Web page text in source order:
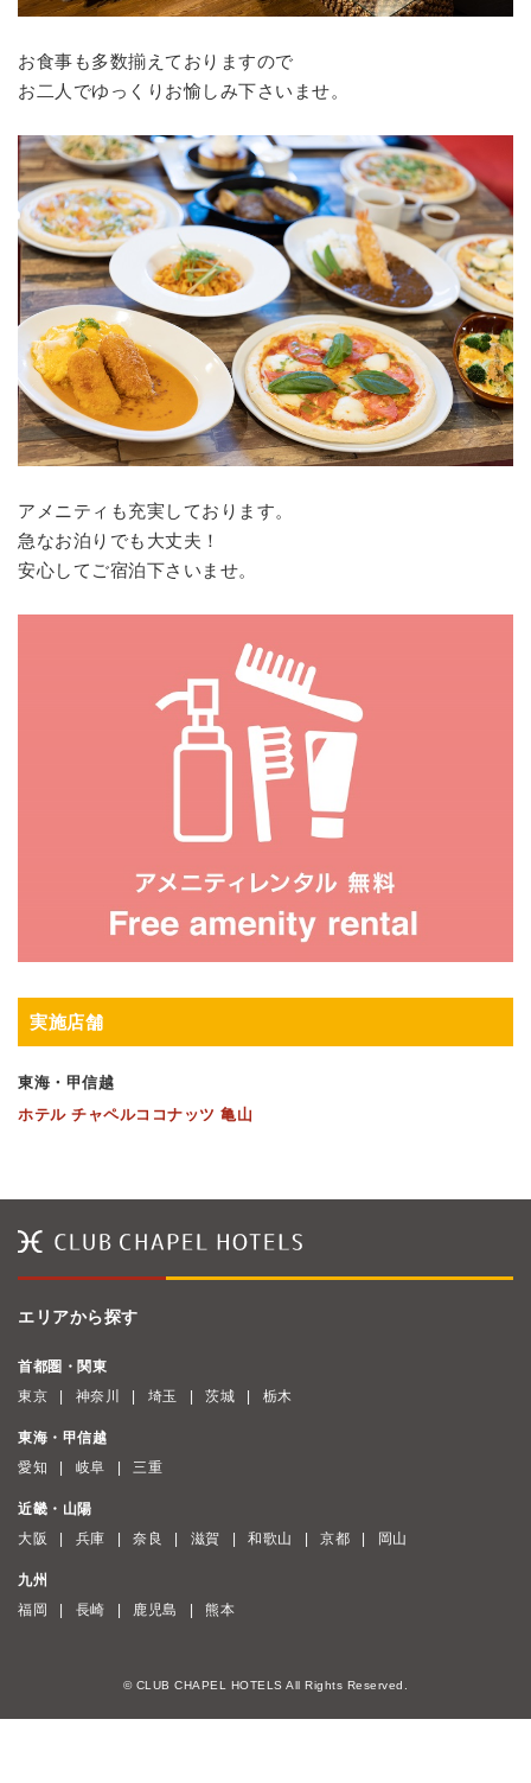
お食事も多数揃えておりますので
お二人でゆっくりお愉しみ下さいませ。
アメニティも充実しております。
急なお泊りでも大丈夫！
安心してご宿泊下さいませ。
実施店舗
東海・甲信越
ホテル チャペルココナッツ 亀山
エリアから探す
首都圏・関東
東京
神奈川 埼玉 茨城 栃木
東海・甲信越
愛知
岐阜 三重
近畿・山陽
大阪
兵庫 奈良 滋賀 和歌山 京都 岡山
九州
福岡
長崎 鹿児島 熊本
© CLUB CHAPEL HOTELS All Rights Reserved.